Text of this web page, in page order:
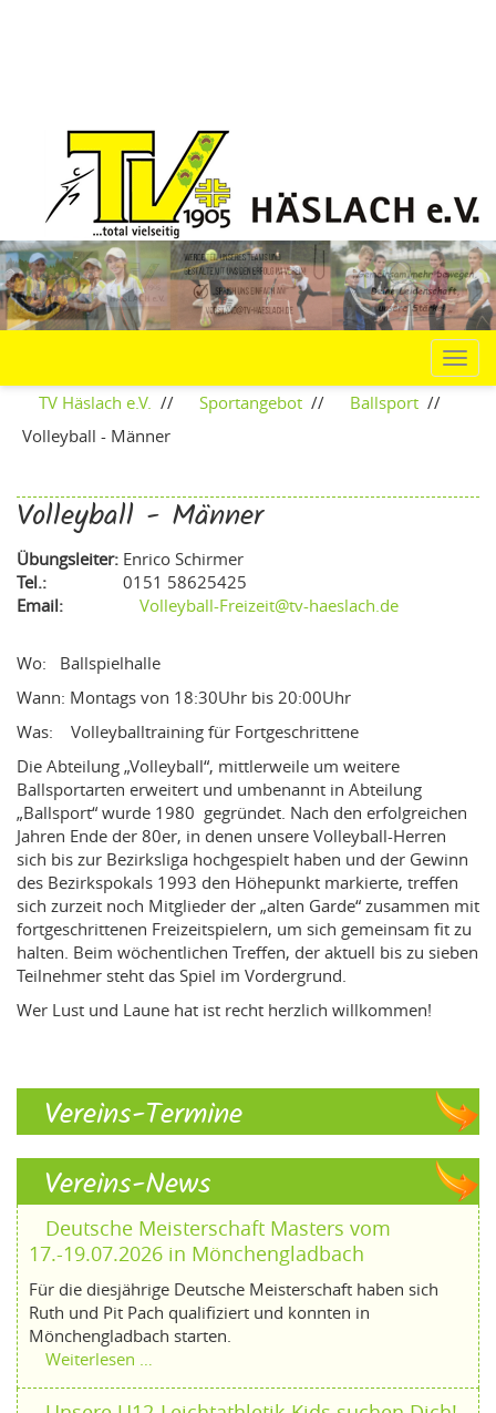
TV Häslach e.V. // Sportangebot // Ballsport //
Volleyball - Männer
Volleyball - Männer
Übungsleiter: Enrico Schirmer
Tel.:
0151 58625425
Email:
Volleyball-Freizeit@tv-haeslach.de
Wo: Ballspielhalle
Wann: Montags von 18:30Uhr bis 20:00Uhr
Was: Volleyballtraining für Fortgeschrittene
Die Abteilung „Volleyball“, mittlerweile um weitere
Ballsportarten erweitert und umbenannt in Abteilung
„Ballsport“ wurde 1980 gegründet. Nach den erfolgreichen
Jahren Ende der 80er, in denen unsere Volleyball-Herren
sich bis zur Bezirksliga hochgespielt haben und der Gewinn
des Bezirkspokals 1993 den Höhepunkt markierte, treffen
sich zurzeit noch Mitglieder der „alten Garde“ zusammen mit
fortgeschrittenen Freizeitspielern, um sich gemeinsam fit zu
halten. Beim wöchentlichen Treffen, der aktuell bis zu sieben
Teilnehmer steht das Spiel im Vordergrund.
Wer Lust und Laune hat ist recht herzlich willkommen!
Vereins-Termine
Vereins-News
Deutsche Meisterschaft Masters vom
17.-19.07.2026 in Mönchengladbach
Für die diesjährige Deutsche Meisterschaft haben sich
Ruth und Pit Pach qualifiziert und konnten in
Mönchengladbach starten.
Weiterlesen …